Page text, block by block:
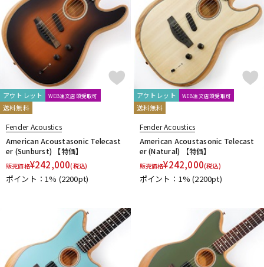
アウトレット WEB注文店頭受取可
送料無料
Fender Acoustics
American Acoustasonic Telecast
er (Sunburst) 【特価】
販売価格¥242,000(税込)
ポイント：1% (2200pt)
アウトレット WEB注文店頭受取可
送料無料
Fender Acoustics
American Acoustasonic Telecast
er (Natural) 【特価】
販売価格¥242,000(税込)
ポイント：1%(2200pt)